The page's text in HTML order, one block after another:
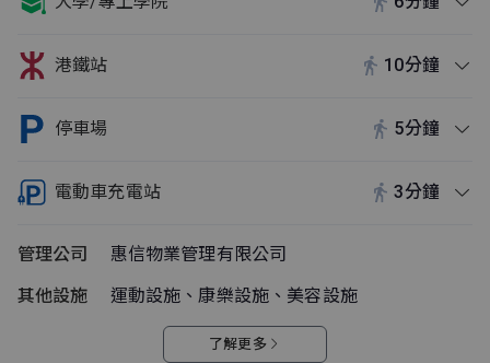
港鐵站 10分鐘
停車場 5分鐘
電動車充電站 3分鐘
管理公司
惠信物業管理有限公司
其他設施
運動設施、康樂設施、美容設施
了解更多